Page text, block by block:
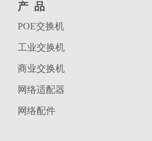
产品
POE交换机
工业交换机
商业交换机
网络适配器
网络配件